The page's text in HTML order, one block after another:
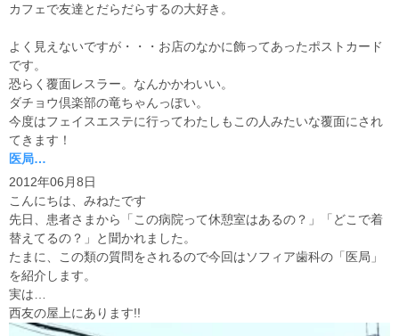
カフェで友達とだらだらするの大好き。
よく見えないですが・・・お店のなかに飾ってあったポストカード
です。
恐らく覆面レスラー。なんかかわいい。
ダチョウ倶楽部の竜ちゃんっぽい。
今度はフェイスエステに行ってわたしもこの人みたいな覆面にされ
てきます！
医局…
2012年06月8日
こんにちは、みねたです
先日、患者さまから「この病院って休憩室はあるの？」「どこで着
替えてるの？」と聞かれました。
たまに、この類の質問をされるので今回はソフィア歯科の「医局」
を紹介します。
実は…
西友の屋上にあります!!